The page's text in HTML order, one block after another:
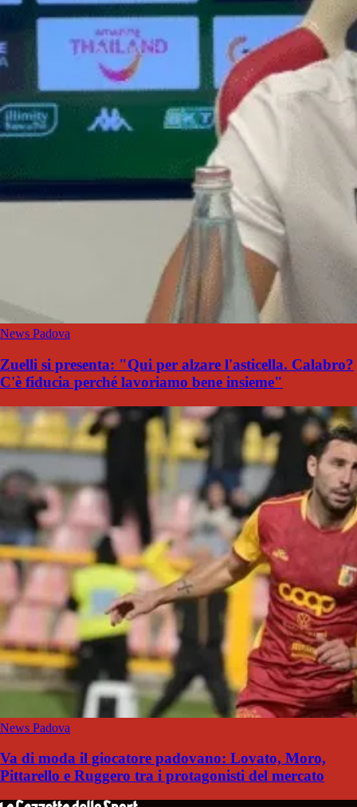
News Padova
Zuelli si presenta: "Qui per alzare l'asticella. Calabro?
C'è fiducia perché lavoriamo bene insieme"
News Padova
Va di moda il giocatore padovano: Lovato, Moro,
Pittarello e Ruggero tra i protagonisti del mercato